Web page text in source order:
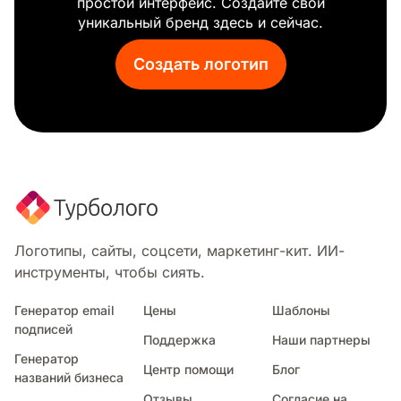
Матрица
Чат-бот
Техника
Биткойн
Бета
Аккумулятор
Искуственный интеллект
Антенна
3d печать
Цифровой маркетинг
уникальный бренд здесь и сейчас.
Создать логотип
Логотипы, сайты, соцсети, маркетинг-кит. ИИ-
инструменты, чтобы сиять.
Генератор email
подписей
Генератор
названий бизнеса
Цены
Поддержка
Центр помощи
Шаблоны
Наши партнеры
Блог